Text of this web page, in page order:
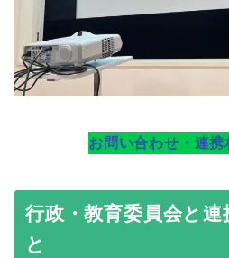
お問い合わせ・連携
行政・教育委員会と
と